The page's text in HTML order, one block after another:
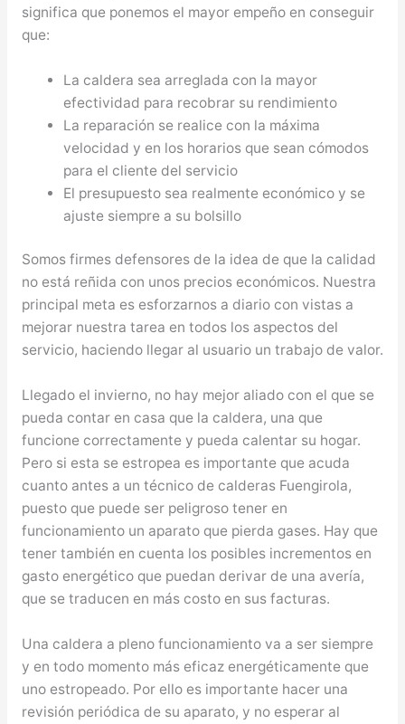
significa que ponemos el mayor empeño en conseguir
que:
La caldera sea arreglada con la mayor
efectividad para recobrar su rendimiento
La reparación se realice con la máxima
velocidad y en los horarios que sean cómodos
para el cliente del servicio
El presupuesto sea realmente económico y se
ajuste siempre a su bolsillo
Somos firmes defensores de la idea de que la calidad
no está reñida con unos precios económicos. Nuestra
principal meta es esforzarnos a diario con vistas a
mejorar nuestra tarea en todos los aspectos del
servicio, haciendo llegar al usuario un trabajo de valor.
Llegado el invierno, no hay mejor aliado con el que se
pueda contar en casa que la caldera, una que
funcione correctamente y pueda calentar su hogar.
Pero si esta se estropea es importante que acuda
cuanto antes a un técnico de calderas Fuengirola,
puesto que puede ser peligroso tener en
funcionamiento un aparato que pierda gases. Hay que
tener también en cuenta los posibles incrementos en
gasto energético que puedan derivar de una avería,
que se traducen en más costo en sus facturas.
Una caldera a pleno funcionamiento va a ser siempre
y en todo momento más eficaz energéticamente que
uno estropeado. Por ello es importante hacer una
revisión periódica de su aparato, y no esperar al